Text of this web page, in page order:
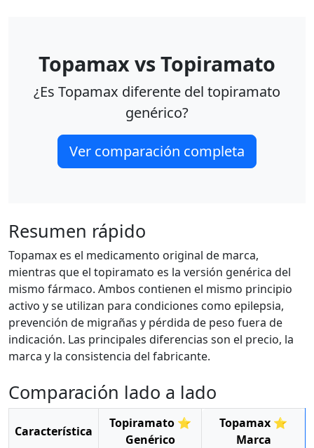
Topamax vs Topiramato
¿Es Topamax diferente del topiramato
genérico?
Ver comparación completa
Resumen rápido
Topamax es el medicamento original de marca,
mientras que el topiramato es la versión genérica del
mismo fármaco. Ambos contienen el mismo principio
activo y se utilizan para condiciones como epilepsia,
prevención de migrañas y pérdida de peso fuera de
indicación. Las principales diferencias son el precio, la
marca y la consistencia del fabricante.
Comparación lado a lado
Característica
Topiramato ⭐
Genérico
Topamax ⭐
Marca